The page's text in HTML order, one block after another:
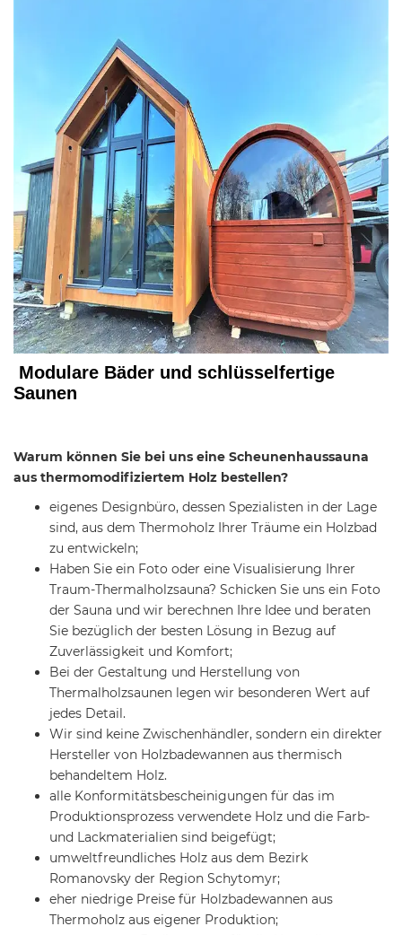
Modulare Bäder und schlüsselfertige
Saunen
Warum können Sie bei uns eine Scheunenhaussauna
aus thermomodifiziertem Holz bestellen?
eigenes Designbüro, dessen Spezialisten in der Lage
sind, aus dem Thermoholz Ihrer Träume ein Holzbad
zu entwickeln;
Haben Sie ein Foto oder eine Visualisierung Ihrer
Traum-Thermalholzsauna? Schicken Sie uns ein Foto
der Sauna und wir berechnen Ihre Idee und beraten
Sie bezüglich der besten Lösung in Bezug auf
Zuverlässigkeit und Komfort;
Bei der Gestaltung und Herstellung von
Thermalholzsaunen legen wir besonderen Wert auf
jedes Detail.
Wir sind keine Zwischenhändler, sondern ein direkter
Hersteller von Holzbadewannen aus thermisch
behandeltem Holz.
alle Konformitätsbescheinigungen für das im
Produktionsprozess verwendete Holz und die Farb-
und Lackmaterialien sind beigefügt;
umweltfreundliches Holz aus dem Bezirk
Romanovsky der Region Schytomyr;
eher niedrige Preise für Holzbadewannen aus
Thermoholz aus eigener Produktion;